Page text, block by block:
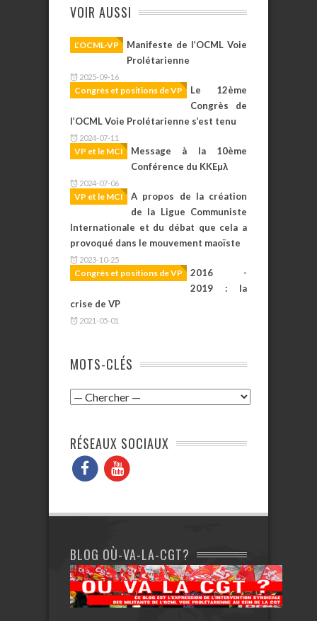
VOIR AUSSI
L’OCML-VP
Manifeste de l’OCML Voie
Prolétarienne
2025-09-16
Congrès et positions de VP
Le 12ème
Congrès de
l’OCML Voie Prolétarienne s’est tenu
2024-07-11
VP et le MCI
Message à la 10ème
Conférence du KKEµλ
2024-07-06
VP et le MCI
A propos de la création
de la Ligue Communiste
Internationale et du débat que cela a
provoqué dans le mouvement maoïste
2023-10-25
Congrès et positions de VP
2016 -
2019 : la
crise de VP
2021-05-01
MOTS-CLÉS
RÉSEAUX SOCIAUX
BLOG OÙ-VA-LA-CGT?